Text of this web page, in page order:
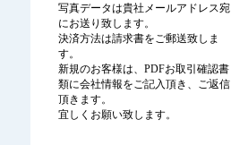
写真データは貴社メールアドレス宛
にお送り致します。
決済方法は請求書をご郵送致しま
す。
新規のお客様は、PDFお取引確認書
類に会社情報をご記入頂き、ご返信
頂きます。
宜しくお願い致します。